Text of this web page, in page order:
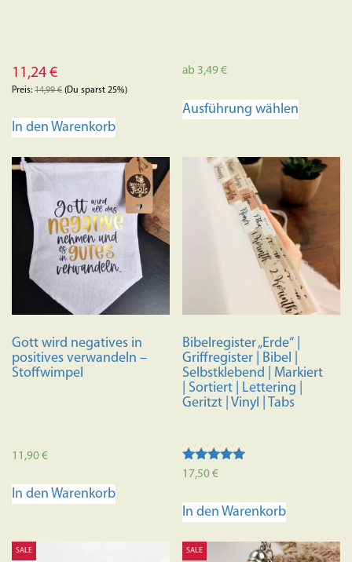
11,24 €
Preis: 14,99€ (Du sparst 25%)
In den Warenkorb
ab 3,49€
Ausführung wählen
mehrere
auf.
Die
können
auf
der
werden
Gott wird negatives in
positives verwandeln –
Stoffwimpel
11,90€
In den Warenkorb
Bibelregister „Erde“ |
Griffregister | Bibel |
Selbstklebend | Markiert
| Sortiert | Lettering |
Geritzt | Vinyl | Tabs
Bewertet
mit
von 5
17,50€
In den Warenkorb
SALE SALE